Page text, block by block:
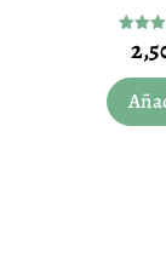
con